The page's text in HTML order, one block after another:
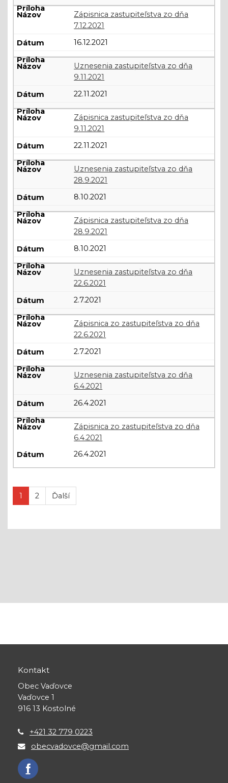
Zápisnica zastupiteľstva zo dňa
7.12.2021
16.12.2021
Uznesenia zastupiteľstva zo dňa
9.11.2021
22.11.2021
Zápisnica zastupiteľstva zo dňa
9.11.2021
22.11.2021
Uznesenia zastupiteľstva zo dňa
28.9.2021
8.10.2021
Zápisnica zastupiteľstva zo dňa
28.9.2021
8.10.2021
Uznesenia zastupiteľstva zo dňa
22.6.2021
2.7.2021
Zápisnica zo zastupiteľstva zo dňa
22.6.2021
2.7.2021
Uznesenia zastupiteľstva zo dňa
6.4.2021
26.4.2021
Zápisnica zo zastupiteľstva zo dňa
6.4.2021
26.4.2021
1 2 Ďalší
Kontakt
Obec Vaďovce
Vaďovce 1
916 13 Kostolné
+421 32 779 0223
obecvadovce@gmail.com